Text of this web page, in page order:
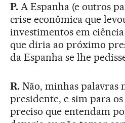
P.A Espanha (e outros
crise econômica que
investimentos em
que diria ao próximo
da Espanha se lhe
R.Não, minhas palavras
presidente, e sim para
preciso que entendam